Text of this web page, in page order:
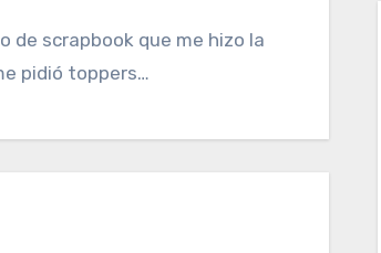
de scrapbook que me hizo la
pidió toppers…